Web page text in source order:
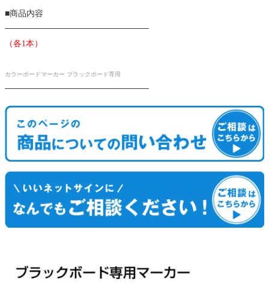
■商品内容
────────────────────────
（各1本）
カラーボードマーカー ブラックボード専用
────────────────────────